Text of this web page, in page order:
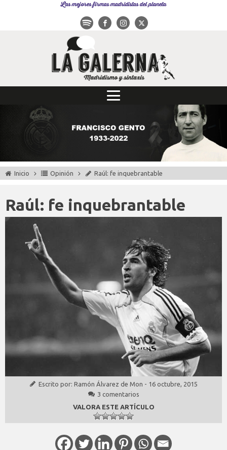
Las mejores firmas madridistas del planeta
Inicio Opinión Raúl: fe inquebrantable
Raúl: fe inquebrantable
Escrito por: Ramón Álvarez de Mon - 16 octubre, 2015
3 comentarios
VALORA ESTE ARTÍCULO